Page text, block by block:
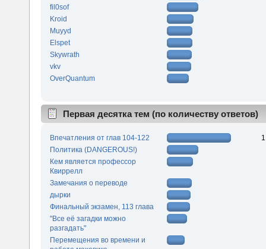
fil0sof
Kroid
Muyyd
Elspet
Skywrath
vkv
OverQuantum
Первая десятка тем (по количеству ответов)
Впечатления от глав 104-122
Политика (DANGEROUS!)
Кем является профессор
Квиррелл
Замечания о переводе
дырки
Финальный экзамен, 113 глава
"Все её загадки можно
разгадать"
Перемещения во времени и